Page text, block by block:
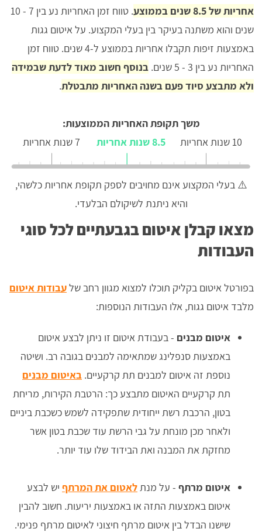
אחריות של 8.5 שנים בממוצע
. טווח זמן האחריות נע בין 7 - 10
שנים והוא משתנה בעיקר בין בעלי המקצוע. על איטום גגות
באמצעות זיפות תקבלו אחריות בממוצע ל-4 שנים. טווח זמן
האחריות נע בין 3 - 5 שנים.
בנוסף חשוב מאוד לדעת שבמידה
ולא מתבצע סיוד פעם בשנה האחריות מתבטלת.
משך תקופת האחריות הממוצעות:
10 שנות אחריות
8.5 שנות אחריות 7 שנות אחריות
⚠️ בעלי המקצוע אינם מחויבים לספק תקופת אחריות כלשהי,
והיא ניתנת לשיקולם הבלעדי.
מצאו קבלן איטום בגבעתיים לכל סוגי
העבודות
בפורטל איטום בקליק תוכלו למצוא מגוון רחב שלעבודות איטום
מלבד איטום גגות, אלו העבודות הנוספות:
איטום מבנים - בעבודת איטום זו ניתן לבצע איטום
באמצעות סנפלינג שמתאימה למבנים בגובה רב. ושיטה
נוספת זה איטום למבנים תת קרקעיים. באיטום מבנים
תת קרקעיים האיטום מתבצע כך: הרטבת הקירות, מריחת
בטון, הרכבת רשת ייחודית שתפקידה לשמש כשכבת ביניים
ולאחר מכן מונחת על גבי הרשת עוד שכבת בטון אשר
מחזקת את המבנה ואת הבידוד שלו עוד יותר.
איטום מרתף - על מנת לאטום את המרתף יש לבצע
איטום באמצעות התזה או באמצעות יריעות. חשוב להבין
שישנו הבדל בין איטום מרתף חיצוני לאיטום מרתף פנימי.